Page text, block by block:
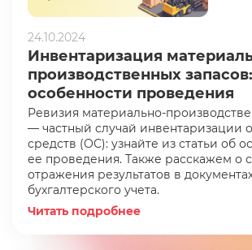
24.10.2024
Инвентаризация
производственных запасов:
особенности проведения
Ревизия материально-
— частный случай инвентаризации
средств (ОС): узнайте из статьи об
ее проведения. Также расскажем о
отражения результатов в
бухгалтерского учета.
Читать подробнее